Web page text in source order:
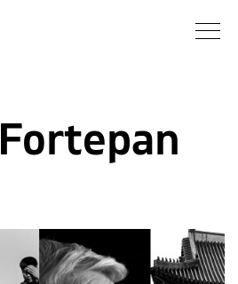
Galéria
Esszé
Blog
Fortepan